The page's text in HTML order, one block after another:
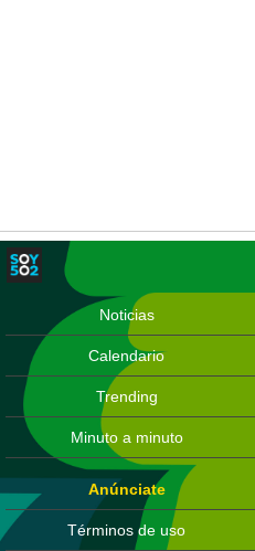
Noticias
Calendario
Trending
Minuto a minuto
Anúnciate
Términos de uso